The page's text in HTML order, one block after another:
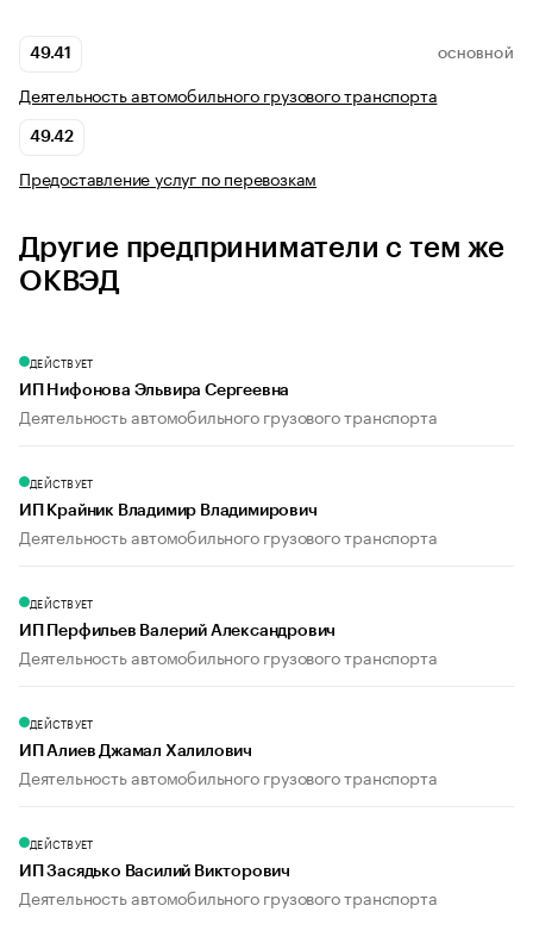
49.41 ОСНОВНОЙ
Деятельность автомобильного грузового транспорта
49.42
Предоставление услуг по перевозкам
Другие предприниматели с тем же
ОКВЭД
ДЕЙСТВУЕТ
ИП Нифонова Эльвира Сергеевна
Деятельность автомобильного грузового транспорта
ДЕЙСТВУЕТ
ИП Крайник Владимир Владимирович
Деятельность автомобильного грузового транспорта
ДЕЙСТВУЕТ
ИП Перфильев Валерий Александрович
Деятельность автомобильного грузового транспорта
ДЕЙСТВУЕТ
ИП Алиев Джамал Халилович
Деятельность автомобильного грузового транспорта
ДЕЙСТВУЕТ
ИП Засядько Василий Викторович
Деятельность автомобильного грузового транспорта